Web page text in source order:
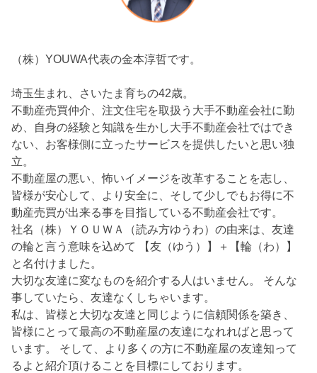
（株）YOUWA代表の金本淳哲です。
埼玉生まれ、さいたま育ちの42歳。
不動産売買仲介、注文住宅を取扱う大手不動産会社に勤
め、自身の経験と知識を生かし大手不動産会社ではでき
ない、お客様側に立ったサービスを提供したいと思い独
立。
不動産屋の悪い、怖いイメージを改革することを志し、
皆様が安心して、より安全に、そして少しでもお得に不
動産売買が出来る事を目指している不動産会社です。
社名（株）ＹＯＵＷＡ（読み方ゆうわ）の由来は、友達
の輪と言う意味を込めて 【友（ゆう）】＋【輪（わ）】
と名付けました。
大切な友達に変なものを紹介する人はいません。 そんな
事していたら、友達なくしちゃいます。
私は、皆様と大切な友達と同じように信頼関係を築き、
皆様にとって最高の不動産屋の友達になれればと思って
います。 そして、より多くの方に不動産屋の友達知って
るよと紹介頂けることを目標にしております。